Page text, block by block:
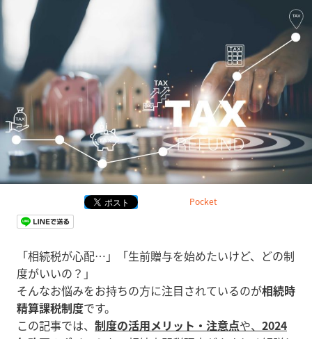
Pocket
「相続税が心配…」「生前贈与を始めたいけど、どの制
度がいいの？」
そんなお悩みをお持ちの方に注目されているのが相続時
精算課税制度です。
この記事では、 制度の活用メリット・注意点や、 2024